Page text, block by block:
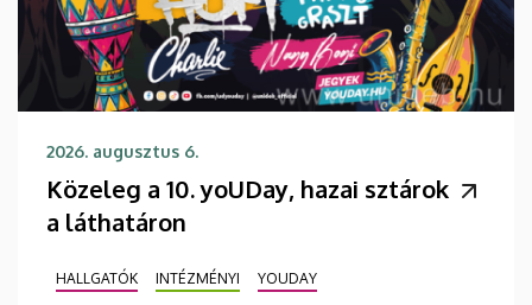
2026. augusztus 6.
Közeleg a 10. yoUDay, hazai sztárok
a láthatáron
HALLGATÓK INTÉZMÉNYI YOUDAY